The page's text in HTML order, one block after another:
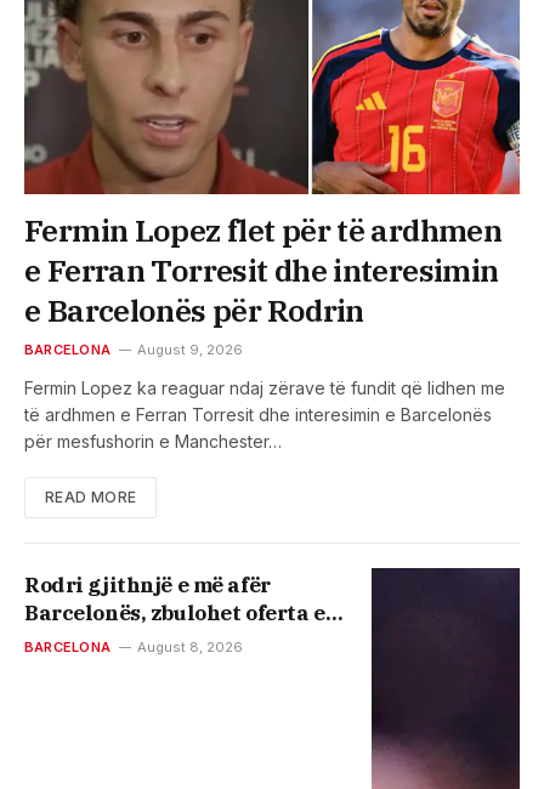
Fermin Lopez flet për të ardhmen
e Ferran Torresit dhe interesimin
e Barcelonës për Rodrin
BARCELONA August 9, 2026
Fermin Lopez ka reaguar ndaj zërave të fundit që lidhen me
të ardhmen e Ferran Torresit dhe interesimin e Barcelonës
për mesfushorin e Manchester…
READ MORE
Rodri gjithnjë e më afër
Barcelonës, zbulohet oferta e
re për yllin e Cityt
BARCELONA August 8, 2026